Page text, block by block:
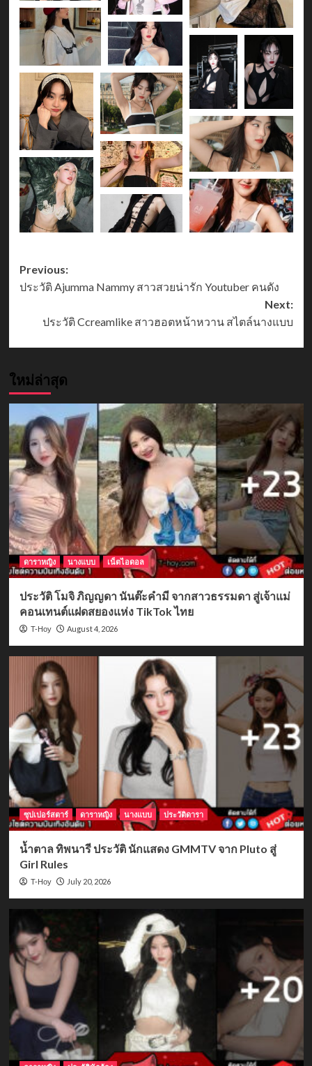
Post
navigation
Previous:
ประวัติ Ajumma Nammy สาวสวยน่ารัก Youtuber คนดัง
Next:
ประวัติ Ccreamlike สาวฮอตหน้าหวาน สไตล์นางแบบ
ใหม่ล่าสุด
ดาราหญิง นางแบบ เน็ตไอดอล
ประวัติ โมจิ ภิญญดา นันต๊ะคำมี จากสาวธรรมดา สู่เจ้าแม่
คอนเทนต์แฝดสยองแห่ง TikTok ไทย
T-Hoy August 4, 2026
ซุปเปอร์สตาร์ ดาราหญิง นางแบบ ประวัติดารา
น้ำตาล ทิพนารี ประวัติ นักแสดง GMMTV จาก Pluto สู่
Girl Rules
T-Hoy July 20, 2026